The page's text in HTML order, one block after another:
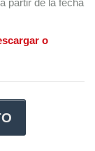
a partir de la fecha
o